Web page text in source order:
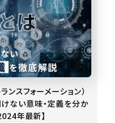
ンスフォーメーション）
ない意味・定義を分か
年最新】